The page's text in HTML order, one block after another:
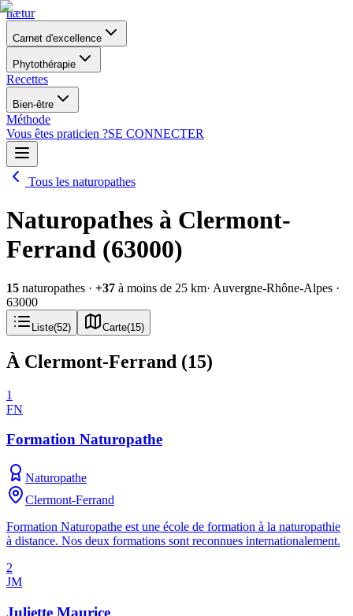
nætur
Carnet d'excellence
Phytothérapie
Recettes
Bien-être
Méthode
Vous êtes praticien ?SE CONNECTER
Tous les naturopathes
Naturopathes à Clermont-
Ferrand (63000)
15 naturopathes · +37 à moins de 25 km· Auvergne-Rhône-Alpes ·
63000
Liste(52) Carte(15)
À Clermont-Ferrand (15)
1
FN
Formation Naturopathe
Naturopathe
Clermont-Ferrand
Formation Naturopathe est une école de formation à la naturopathie
à distance. Nos deux formations sont reconnues internationalement.
2
JM
Juliette Maurice